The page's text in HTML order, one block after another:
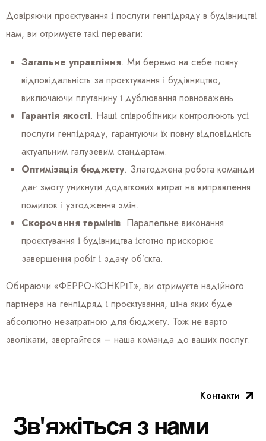
Довіряючи проєктування і послуги генпідряду в будівництві
нам, ви отримуєте такі переваги:
Загальне управління. Ми беремо на себе повну
відповідальність за проєктування і будівництво,
виключаючи плутанину і дублювання повноважень.
Гарантія якості. Наші співробітники контролюють усі
послуги генпідряду, гарантуючи їх повну відповідність
актуальним галузевим стандартам.
Оптимізація бюджету. Злагоджена робота команди
дає змогу уникнути додаткових витрат на виправлення
помилок і узгодження змін.
Скорочення термінів. Паралельне виконання
проєктування і будівництва істотно прискорює
завершення робіт і здачу об’єкта.
Обираючи «ФЕРРО-КОНКРІТ», ви отримуєте надійного
партнера на генпідряд і проєктування, ціна яких буде
абсолютно незатратною для бюджету. Тож не варто
зволікати, звертайтеся – наша команда до ваших послуг.
Контакти
Зв'яжіться з нами